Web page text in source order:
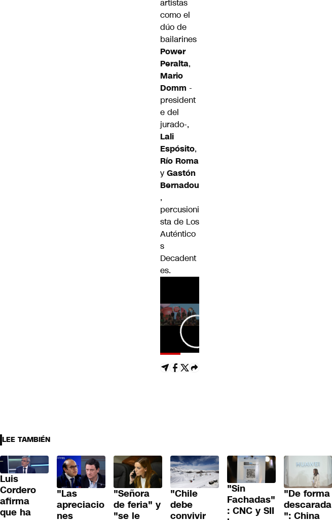
artistas
como el
dúo de
bailarines
Power
Peralta,
Mario
Domm -
president
e del
jurado-,
Lali
Espósito,
Río Roma
y Gastón
Bernadou
,
percusioni
sta de Los
Auténtico
s
Decadent
es.
LEE TAMBIÉN
Luis
Cordero
afirma
que ha
"Las
apreciacio
nes
"Señora
de feria" y
"se le
"Chile
debe
convivir
"Sin
Fachadas"
: CNC y SII
"De forma
descarada
": China